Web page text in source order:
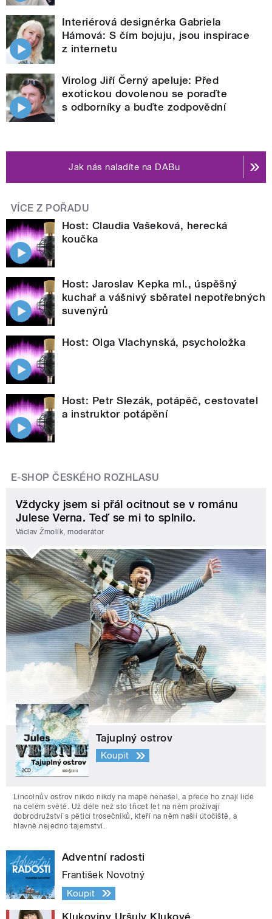
Interiérová designérka Gabriela
Hámová: S čím bojuju, jsou inspirace
z internetu
Virolog Jiří Černý apeluje: Před
exotickou dovolenou se poraďte
s odborníky a buďte zodpovědní
Jak nás naladíte na DABu
VÍCE Z POŘADU
Host: Claudia Vašeková, herecká
koučka
Host: Jaroslav Kepka ml., úspěšný
kuchař a vášnivý sběratel nepotřebných
suvenýrů
Host: Olga Vlachynská, psycholožka
Host: Petr Slezák, potápěč, cestovatel
a instruktor potápění
E-SHOP ČESKÉHO ROZHLASU
Vždycky jsem si přál ocitnout se v románu
Julese Verna. Teď se mi to splnilo.
Václav Žmolík, moderátor
Tajuplný ostrov
Koupit
Lincolnův ostrov nikdo nikdy na mapě nenašel, a přece ho znají lidé
na celém světě. Už déle než sto třicet let na něm prožívají
dobrodružství s pěticí trosečníků, kteří na něm našli útočiště, a
hlavně nejedno tajemství.
Adventní radosti
František Novotný
Koupit
Klukoviny Uršuly Klukové